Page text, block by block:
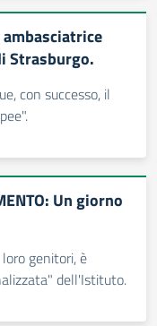
Strasburgo.
con successo, il
Un giorno
genitori, è
dell'Istituto.